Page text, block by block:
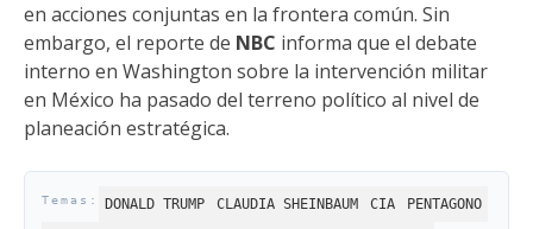
en acciones conjuntas en la frontera común. Sin
embargo, el reporte de NBC informa que el debate
interno en Washington sobre la intervención militar
en México ha pasado del terreno político al nivel de
planeación estratégica.
DONALD TRUMP CLAUDIA SHEINBAUM CIA PENTAGONO